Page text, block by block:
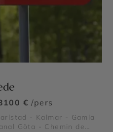
€ /pers
- Kalmar - Gamla
Göta - Chemin de